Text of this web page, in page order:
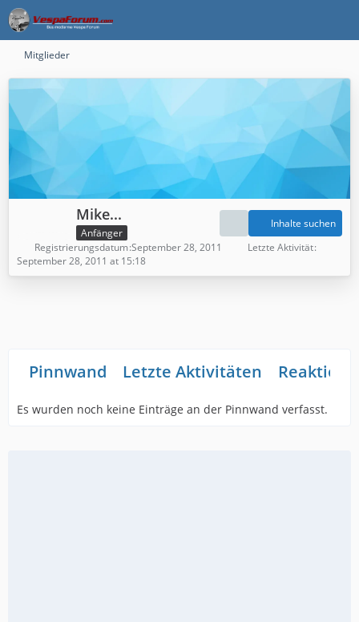
Mitglieder
Mike...
Anfänger
Inhalte suchen
Registrierungsdatum September 28, 2011
Letzte Aktivität
September 28, 2011 at 15:18
Pinnwand Letzte Aktivitäten
Es wurden noch keine Einträge an der Pinnwand verfasst.